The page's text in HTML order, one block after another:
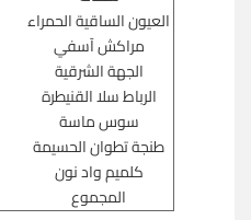
العيون الساقية الحمراء
مراكش آسفي
الجهة الشرقية
الرباط سلا القنيطرة
سوس ماسة
طنجة تطوان الحسيمة
كلميم واد نون
المجموع